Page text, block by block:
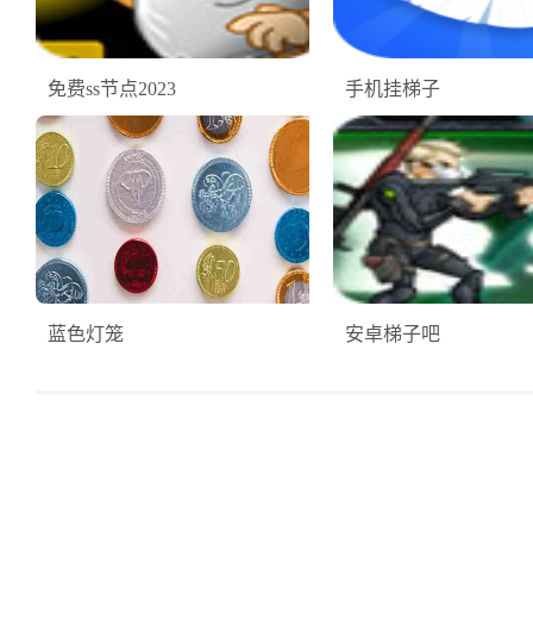
免费ss节点2023 手机挂梯子
蓝色灯笼 安卓梯子吧